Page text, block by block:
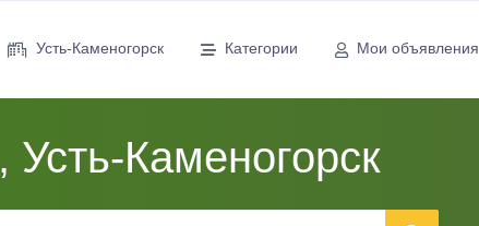
Усть-Каменогорск Категории Мои объявления
Каменогорск